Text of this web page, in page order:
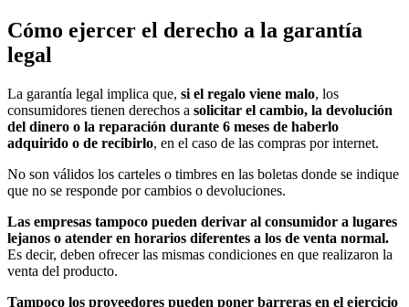
Cómo ejercer el derecho a la garantía
legal
La garantía legal implica que, si el regalo viene malo, los
consumidores tienen derechos a solicitar el cambio, la devolución
del dinero o la reparación durante 6 meses de haberlo
adquirido o de recibirlo, en el caso de las compras por internet.
No son válidos los carteles o timbres en las boletas donde se indique
que no se responde por cambios o devoluciones.
Las empresas tampoco pueden derivar al consumidor a lugares
lejanos o atender en horarios diferentes a los de venta normal.
Es decir, deben ofrecer las mismas condiciones en que realizaron la
venta del producto.
Tampoco los proveedores pueden poner barreras en el ejercicio